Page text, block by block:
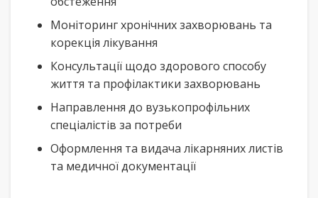
Моніторинг хронічних захворювань та
корекція лікування
Консультації щодо здорового способу
життя та профілактики захворювань
Направлення до вузькопрофільних
спеціалістів за потреби
Оформлення та видача лікарняних листів
та медичної документації